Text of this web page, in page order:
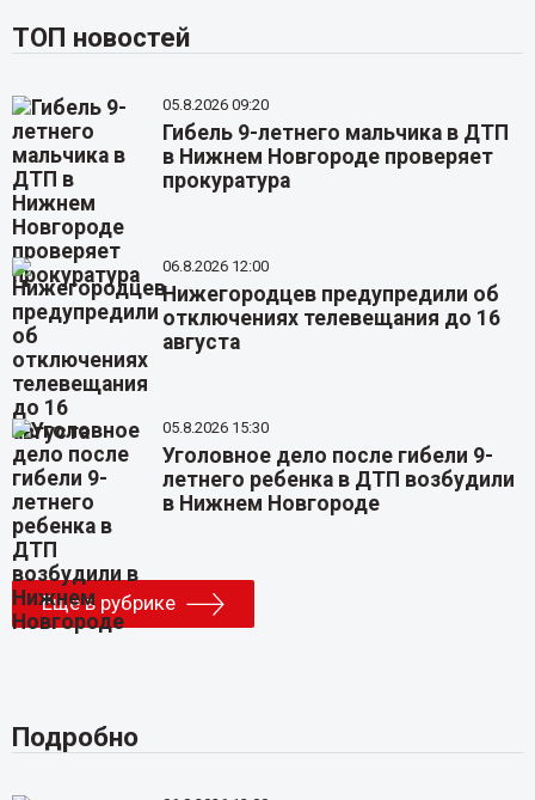
ТОП новостей
05.8.2026 09:20
Гибель 9-летнего мальчика в ДТП
в Нижнем Новгороде проверяет
прокуратура
06.8.2026 12:00
Нижегородцев предупредили об
отключениях телевещания до 16
августа
05.8.2026 15:30
Уголовное дело после гибели 9-
летнего ребенка в ДТП возбудили
в Нижнем Новгороде
Еще в рубрике
Подробно